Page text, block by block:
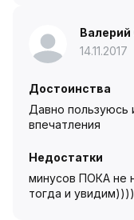
Валерий
14.11.2017
Достоинства
Давно пользуюсь
впечатления
Недостатки
минусов ПОКА не
тогда и увидим))))